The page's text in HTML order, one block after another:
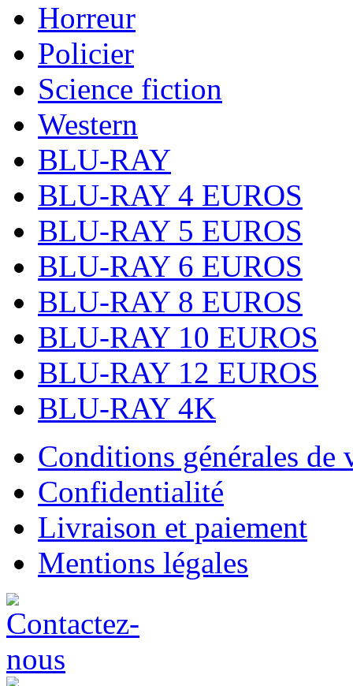
Horreur
Policier
Science fiction
Western
BLU-RAY
BLU-RAY 4 EUROS
BLU-RAY 5 EUROS
BLU-RAY 6 EUROS
BLU-RAY 8 EUROS
BLU-RAY 10 EUROS
BLU-RAY 12 EUROS
BLU-RAY 4K
Conditions générales de
Confidentialité
Livraison et paiement
Mentions légales